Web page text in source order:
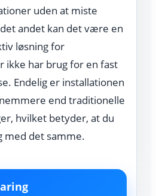
uden at miste
andet kan det være en
løsning for
ikke har brug for en fast
Endelig er installationen
end traditionelle
hvilket betyder, at du
med det samme.